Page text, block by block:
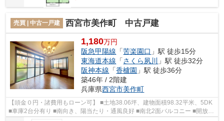
売買 | 中古一戸建 西宮市美作町 中古戸建
1,180万円
阪急甲陽線 「苦楽園口 」駅 徒歩15分
東海道本線 「さくら夙川
」駅 徒歩32分
阪神本線 「香櫨園 」駅 徒歩36分
築46年 / 2階建
兵庫県西宮市美作町
【頭金０円・諸費用もローン可】 ■土地38.06坪、建物面積98.32平米、5DK
■車庫2台分有り ■南向き、陽当たり・通風良好 ■南北2面バルコニー ■開放感